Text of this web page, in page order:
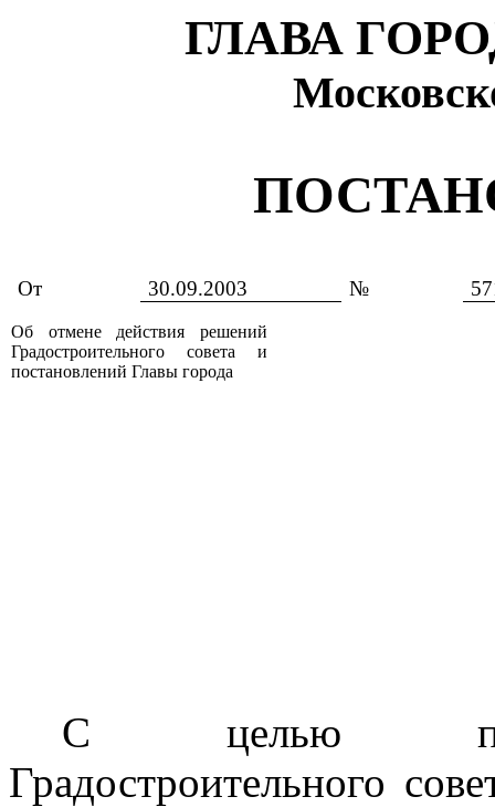
ГЛАВА
От 30.09.2003 №
Об отмене действия решений
Градостроительного совета и
постановлений Главы города
С целью
Градостроительного